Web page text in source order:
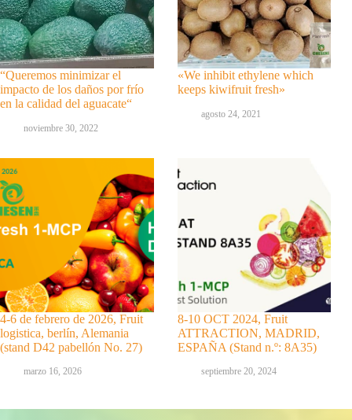
“Queremos minimizar el
impacto de los daños por frío
en la calidad del aguacate“
noviembre 30, 2022
«We inhibit ethylene which
keeps kiwifruit fresh»
agosto 24, 2021
4-6 de febrero de 2026, Fruit
logistica, berlín, Alemania
(stand D42 pabellón No. 27)
marzo 16, 2026
8-10 OCT 2024, Fruit
ATTRACTION, MADRID,
ESPAÑA (Stand n.º: 8A35)
septiembre 20, 2024